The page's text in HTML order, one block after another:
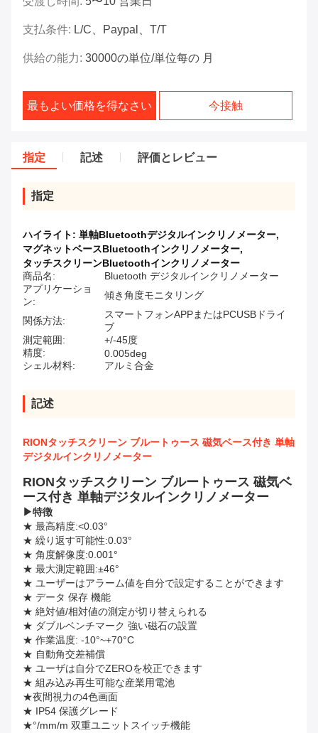
支払条件: L/C、Paypal、T/T
供給の能力: 30000の単位/単位每の 月
最もよい価格を得なさい 今接触
指定 記述 評価とレビュー
指定
ハイライト: 単軸Bluetoothデジタルインクリノメーター,
マグネットベースBluetoothインクリノメーター,
タッチスクリーンBluetoothインクリノメーター
商品名:
Bluetooth デジタルインクリノメーター
アプリケーショ
ン:
傾き角度モニタリング
関係方法:
スマートフォンAPPまたはPCUSBドライ
ブ
測定範囲:
+/-45度
精度:
0.005deg
シェル材料:
アルミ合金
記述
RIONタッチスクリーン ブルートゥース 磁気ベース付き 単軸
デジタルインクリノメーター
RIONタッチスクリーン ブルートゥース 磁気ベ
ース付き 単軸デジタルインクリノメーター
▶特徴
★ 最高精度:<0.03°
★ 繰り返す可能性:0.03°
★ 角度解像度:0.001°
★ 最大測定範囲:±46°
★ ユーザーはアラーム値を自分で設定することができます
★ データ 保存 機能
★ 絶対値/相対値の測定が切り替えられる
★ ダブルベンチマーク 強い磁石の設置
★ 作業温度: -10°~+70°C
★ 自動角交差補償
★ ユーザは自分でZEROを校正できます
★ 組み込み再生可能な産業用電池
★夜間視力の4色画面
★ IP54 保護グレード
★°/mm/m 双重ユニットスイッチ機能